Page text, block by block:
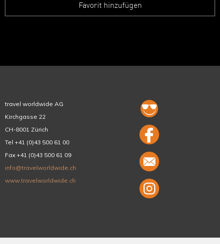
Favorit hinzufügen
travel worldwide AG
Kirchgasse 22
CH-8001 Zürich
Tel +41 (0)43 500 61 00
Fax +41 (0)43 500 61 09
info@travelworldwide.ch
www.travelworldwide.ch